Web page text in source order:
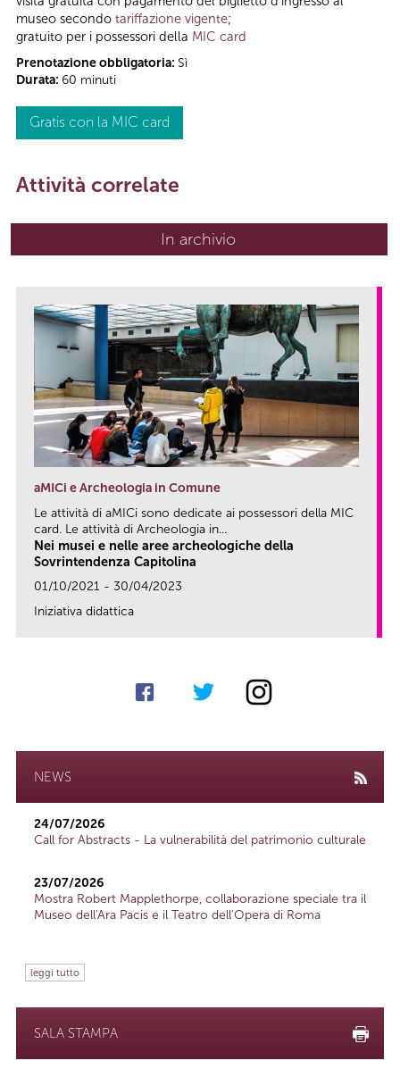
museo secondo tariffazione vigente;
gratuito per i possessori della MIC card
Prenotazione obbligatoria: Sì
Durata: 60 minuti
Gratis con la MIC card
Attività correlate
In archivio
aMICi e Archeologia in Comune
Le attività di aMICi sono dedicate ai possessori della MIC
card. Le attività di Archeologia in...
Nei musei e nelle aree archeologiche della
Sovrintendenza Capitolina
01/10/2021 - 30/04/2023
Iniziativa didattica
NEWS
24/07/2026
Call for Abstracts - La vulnerabilità del patrimonio culturale
23/07/2026
Mostra Robert Mapplethorpe, collaborazione speciale tra il
Museo dell'Ara Pacis e il Teatro dell'Opera di Roma
leggi tutto
SALA STAMPA